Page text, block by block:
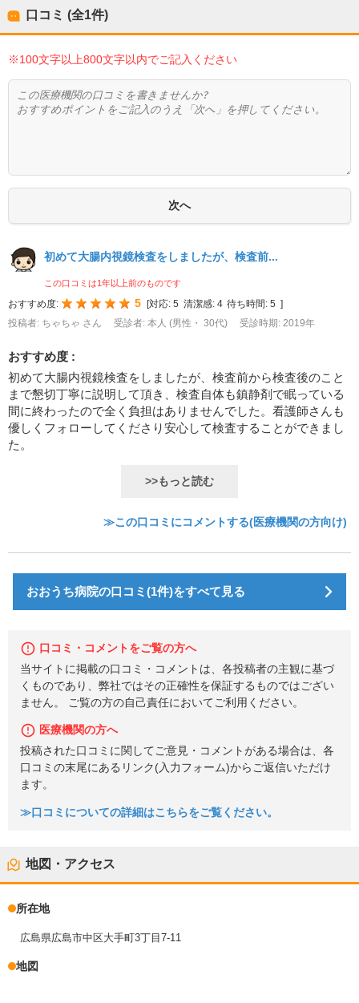
口コミ (全1件)
※100文字以上800文字以内でご記入ください
初めて大腸内視鏡検査をしましたが、検査前...
この口コミは1年以上前のものです
おすすめ度: 5 [対応: 5 清潔感: 4 待ち時間: 5 ]
投稿者: ちゃちゃ さん
受診者: 本人 (男性・ 30代) 受診時期: 2019年
おすすめ度 :
初めて大腸内視鏡検査をしましたが、検査前から検査後のこと
まで懇切丁寧に説明して頂き、検査自体も鎮静剤で眠っている
間に終わったので全く負担はありませんでした。看護師さんも
優しくフォローしてくださり安心して検査することができまし
た。
>>もっと読む
≫この口コミにコメントする(医療機関の方向け)
おおうち病院の口コミ(1件)をすべて見る
口コミ・コメントをご覧の方へ
当サイトに掲載の口コミ・コメントは、各投稿者の主観に基づ
くものであり、弊社ではその正確性を保証するものではござい
ません。 ご覧の方の自己責任においてご利用ください。
医療機関の方へ
投稿された口コミに関してご意見・コメントがある場合は、各
口コミの末尾にあるリンク(入力フォーム)からご返信いただけ
ます。
≫口コミについての詳細はこちらをご覧ください。
地図・アクセス
所在地
広島県広島市中区大手町3丁目7-11
地図